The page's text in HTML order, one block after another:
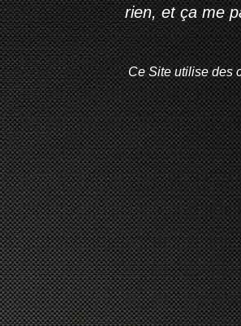
rien, et ça me
Ce Site utilise des